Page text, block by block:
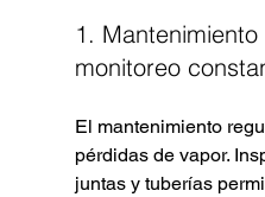
1.
monitoreo
El mantenimiento
pérdidas de vapor.
juntas y tuberías